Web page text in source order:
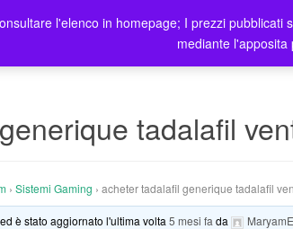
Home Prodotti Blog
tadalafil
› Sistemi Gaming › acheter tadalafil generique tadalafil
è stato aggiornato l'ultima volta5 mesi fa da
l'elenco in homepage; I prezzi
mediante l'apposita